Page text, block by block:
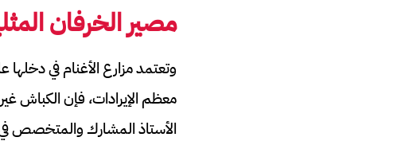
مصير الخرفان
وتعتمد مزارع الأغنام في
معظم الإيرادات، فإن الكباش
الأستاذ المشارك والمتخصص في